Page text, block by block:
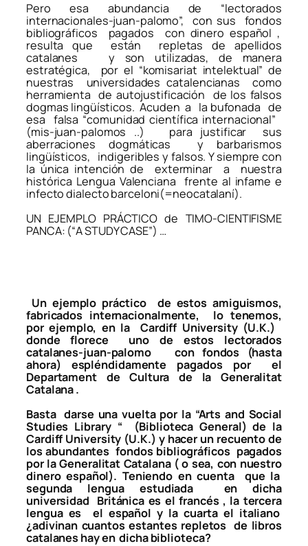
Pero esa abundancia de “lectorados
internacionales-juan-palomo”, con sus fondos
bibliográficos pagados con dinero español ,
resulta que están repletas de apellidos
catalanes y son utilizadas, de manera
estratégica, por el “komisariat intelektual” de
nuestras universidades catalencianas como
herramienta de autojustificación de los falsos
dogmas lingüísticos. Acuden a la bufonada de
esa falsa “comunidad científica internacional”
(mis-juan-palomos ..) para justificar sus
aberraciones dogmáticas y barbarismos
lingüísticos, indigeribles y falsos. Y siempre con
la única intención de exterminar a nuestra
histórica Lengua Valenciana frente al infame e
infecto dialecto barceloni(=neocatalaní).
UN EJEMPLO PRÁCTICO de TIMO-CIENTIFISME
PANCA: (“A STUDY CASE”) …
Un ejemplo práctico de estos amiguismos,
fabricados internacionalmente, lo tenemos,
por ejemplo, en la Cardiff University (U.K.)
donde florece uno de estos lectorados
catalanes-juan-palomo con fondos (hasta
ahora) espléndidamente pagados por el
Departament de Cultura de la Generalitat
Catalana .
Basta darse una vuelta por la “Arts and Social
Studies Library “ (Biblioteca General) de la
Cardiff University (U.K.) y hacer un recuento de
los abundantes fondos bibliográficos pagados
por la Generalitat Catalana ( o sea, con nuestro
dinero español). Teniendo en cuenta que la
segunda lengua estudiada en dicha
universidad Británica es el francés , la tercera
lengua es el español y la cuarta el italiano
¿adivinan cuantos estantes repletos de libros
catalanes hay en dicha biblioteca?